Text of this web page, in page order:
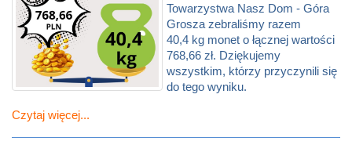
Towarzystwa Nasz Dom - Góra
Grosza zebraliśmy razem
40,4 kg monet o łącznej wartości
768,66 zł. Dziękujemy
wszystkim, którzy przyczynili się
do tego wyniku.
Czytaj więcej...